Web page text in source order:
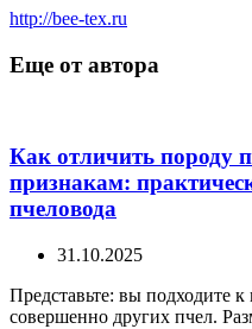
http://bee-tex.ru
Еще от автора
Как отличить породу
признакам:
пчеловода
31.10.2025
Представьте: вы подходите
совершенно других пчел.